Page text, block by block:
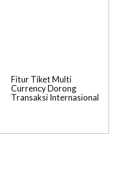
Fitur Tiket Multi
Currency Dorong
Transaksi Internasional